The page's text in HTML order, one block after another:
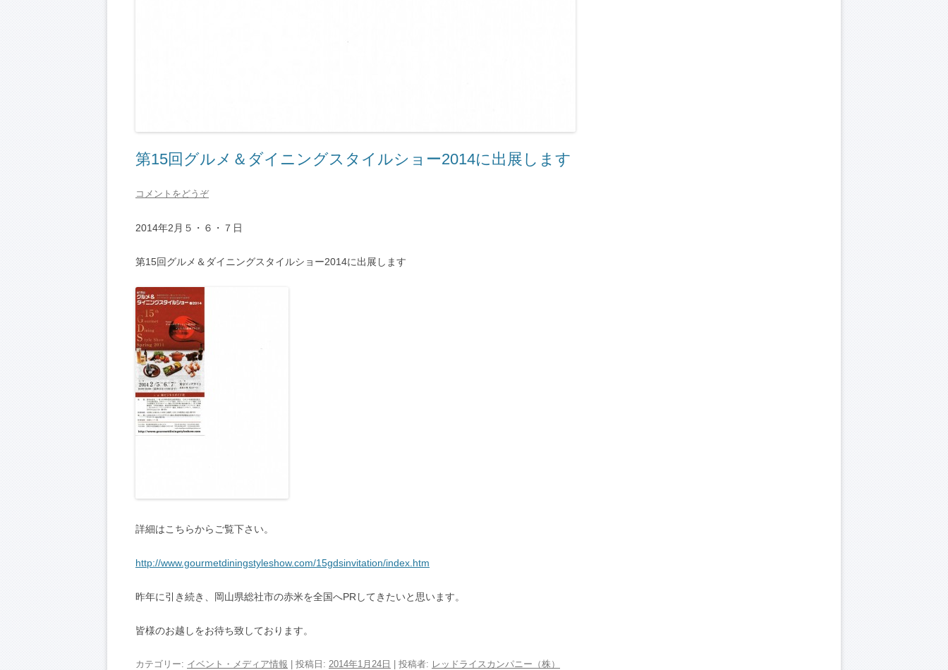
第15回グルメ＆ダイニングスタイルショー2014に出展します
コメントをどうぞ
2014年2月５・６・７日
第15回グルメ＆ダイニングスタイルショー2014に出展します
詳細はこちらからご覧下さい。
http://www.gourmetdiningstyleshow.com/15gdsinvitation/index.htm
昨年に引き続き、岡山県総社市の赤米を全国へPRしてきたいと思います。
皆様のお越しをお待ち致しております。
カテゴリー: イベント・メディア情報 | 投稿日: 2014年1月24日 投稿者: レッドライスカンパニー（株）